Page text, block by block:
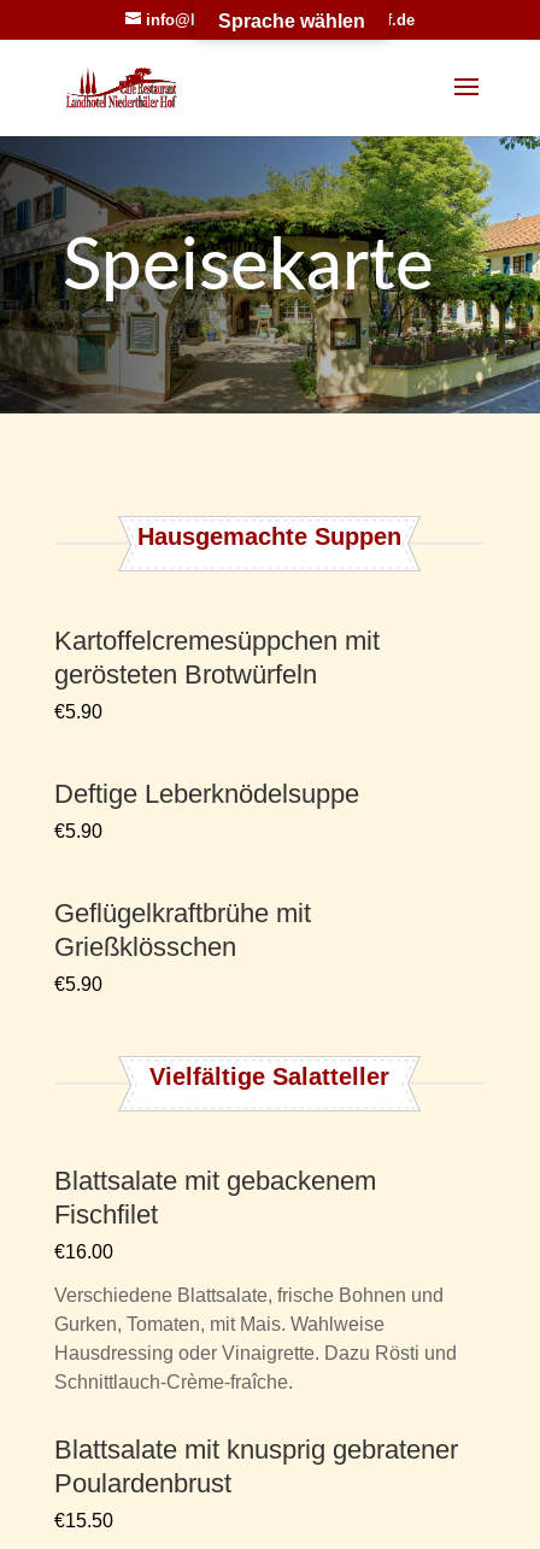
Werkzeugleiste öffnen
info@landhotel-niederthaeler-hof.de
Speisekarte
Hausgemachte Suppen
Kartoffelcremesüppchen mit
gerösteten Brotwürfeln
€5.90
Deftige Leberknödelsuppe
€5.90
Geflügelkraftbrühe mit
Grießklösschen
€5.90
Vielfältige Salatteller
Blattsalate mit gebackenem
Fischfilet
€16.00
Verschiedene Blattsalate, frische Bohnen und
Gurken, Tomaten, mit Mais. Wahlweise
Hausdressing oder Vinaigrette. Dazu Rösti und
Schnittlauch-Crème-fraîche.
Blattsalate mit knusprig gebratener
Poulardenbrust
€15.50
Sprache wählen